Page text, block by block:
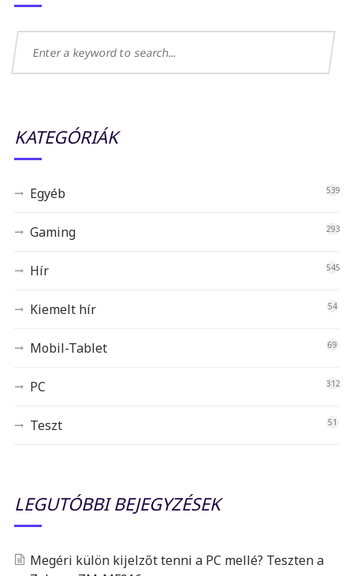
KATEGÓRIÁK
Egyéb 539
Gaming 293
Hír 545
Kiemelt hír 54
Mobil-Tablet 69
PC 312
Teszt 51
LEGUTÓBBI BEJEGYZÉSEK
Megéri külön kijelzőt tenni a PC mellé? Teszten a